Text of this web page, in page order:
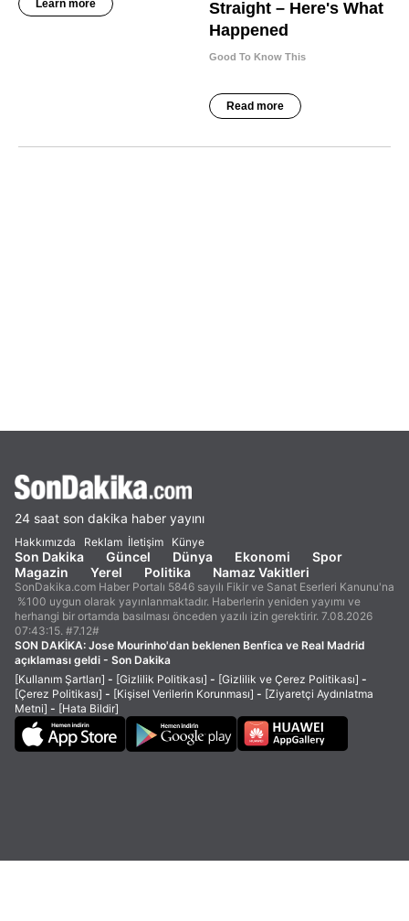
24 saat son dakika haber yayını
Hakkımızda Reklam İletişim Künye
Son Dakika Güncel Dünya Ekonomi
Spor
Magazin
Yerel Politika Namaz Vakitleri
SonDakika.com Haber Portalı 5846 sayılı Fikir ve Sanat Eserleri Kanunu'na
%100 uygun olarak yayınlanmaktadır. Haberlerin yeniden yayımı ve
herhangi bir ortamda basılması önceden yazılı izin gerektirir. 7.08.2026
07:43:15. #7.12#
SON DAKİKA: Jose Mourinho'dan beklenen Benfica ve Real Madrid
açıklaması geldi - Son Dakika
[Kullanım Şartları] - [Gizlilik Politikası] - [Gizlilik ve Çerez Politikası] -
[Çerez Politikası] - [Kişisel Verilerin Korunması] - [Ziyaretçi Aydınlatma
Metni] - [Hata Bildir]